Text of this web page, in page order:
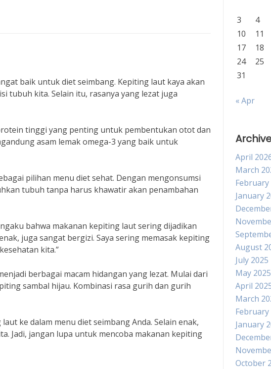
baik untuk diet seimbang. Kepiting laut kaya akan
tubuh kita. Selain itu, rasanya yang lezat juga
tinggi yang penting untuk pembentukan otot dan
asam lemak omega-3 yang baik untuk
pilihan menu diet sehat. Dengan mengonsumsi
tubuh tanpa harus khawatir akan penambahan
bahwa makanan kepiting laut sering dijadikan
juga sangat bergizi. Saya sering memasak kepiting
kita.”
berbagai macam hidangan yang lezat. Mulai dari
sambal hijau. Kombinasi rasa gurih dan gurih
ke dalam menu diet seimbang Anda. Selain enak,
Jadi, jangan lupa untuk mencoba makanan kepiting
3
4
10
11
17
18
24
25
31
« Apr
April
March
February
January
August
July 2025
May 2025
April
March
February
January
October